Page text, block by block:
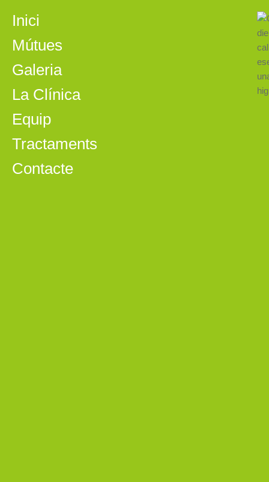
Inici
Mútues
Galeria
La Clínica
Equip
Tractaments
Contacte